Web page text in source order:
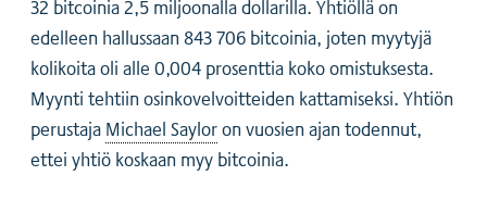
32 bitcoinia 2,5 miljoonalla dollarilla. Yhtiöllä on
edelleen hallussaan 843 706 bitcoinia, joten myytyjä
kolikoita oli alle 0,004 prosenttia koko omistuksesta.
Myynti tehtiin osinkovelvoitteiden kattamiseksi. Yhtiön
perustajaMichael Sayloron vuosien ajan todennut,
ettei yhtiö koskaan myy bitcoinia.